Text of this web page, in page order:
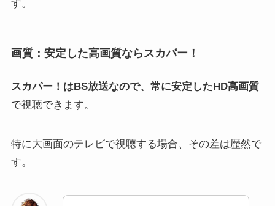
す。
画質：安定した高画質ならスカパー！
スカパー！はBS放送なので、常に安定したHD高画質
で視聴できます。
特に大画面のテレビで視聴する場合、その差は歴然で
す。